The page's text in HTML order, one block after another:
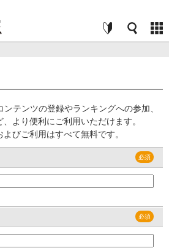
テンツの登録やランキングへの参加、
より便利にご利用いただけます。
びご利用はすべて無料です。